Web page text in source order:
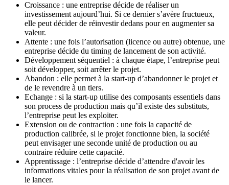
Croissance : une entreprise décide de réaliser un
investissement aujourd’hui. Si ce dernier s’avère fructueux,
elle peut décider de réinvestir dedans pour en augmenter sa
valeur.
Attente : une fois l’autorisation (licence ou autre) obtenue, une
entreprise décide du timing de lancement de son activité.
Développement séquentiel : à chaque étape, l’entreprise peut
soit développer, soit arrêter le projet.
Abandon : elle permet à la start-up d’abandonner le projet et
de le revendre à un tiers.
Echange : si la start-up utilise des composants essentiels dans
son process de production mais qu’il existe des substituts,
l’entreprise peut les exploiter.
Extension ou de contraction : une fois la capacité de
production calibrée, si le projet fonctionne bien, la société
peut envisager une seconde unité de production ou au
contraire réduire cette capacité.
Apprentissage : l’entreprise décide d’attendre d'avoir les
informations vitales pour la réalisation de son projet avant de
le lancer.